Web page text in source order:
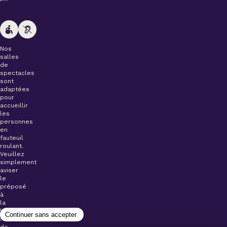
Nos
salles
de
spectacles
sont
adaptées
pour
accueillir
les
personnes
en
fauteuil
roulant.
Veuillez
simplement
aviser
le
préposé
à
la
billetterie
lors